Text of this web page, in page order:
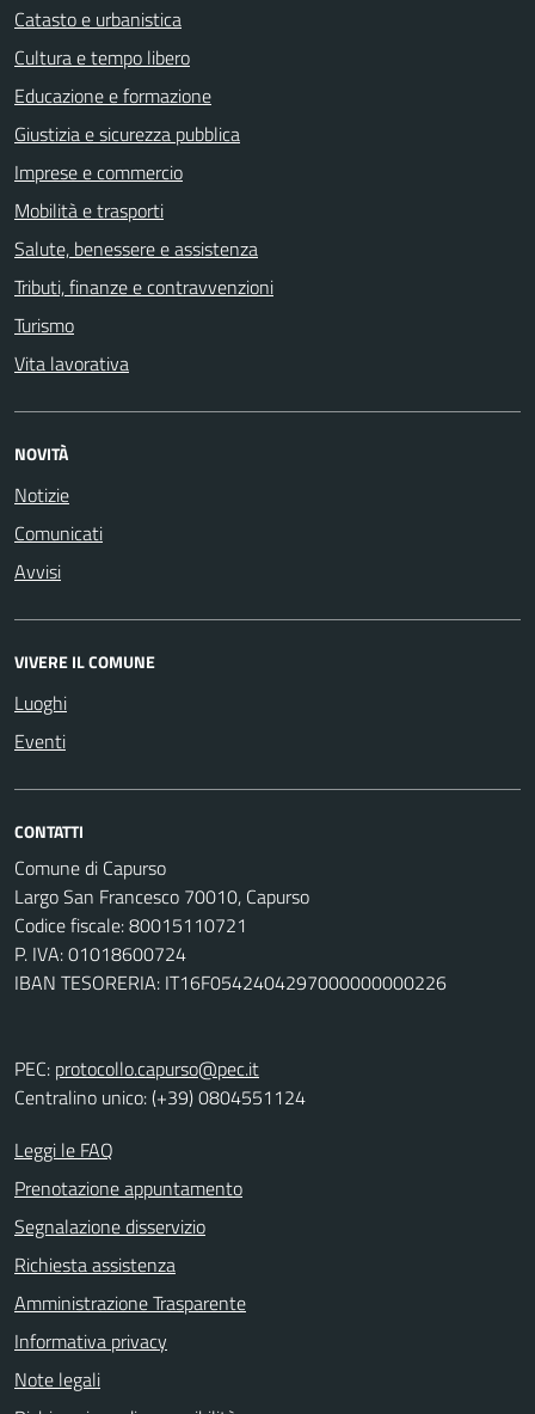
Catasto e urbanistica
Cultura e tempo libero
Educazione e formazione
Giustizia e sicurezza pubblica
Imprese e commercio
Mobilità e trasporti
Salute, benessere e assistenza
Tributi, finanze e contravvenzioni
Turismo
Vita lavorativa
NOVITÀ
Notizie
Comunicati
Avvisi
VIVERE IL COMUNE
Luoghi
Eventi
CONTATTI
Comune di Capurso
Largo San Francesco 70010, Capurso
Codice fiscale: 80015110721
P. IVA: 01018600724
IBAN TESORERIA: IT16F0542404297000000000226
PEC: protocollo.capurso@pec.it
Centralino unico: (+39) 0804551124
Leggi le FAQ
Prenotazione appuntamento
Segnalazione disservizio
Richiesta assistenza
Amministrazione Trasparente
Informativa privacy
Note legali